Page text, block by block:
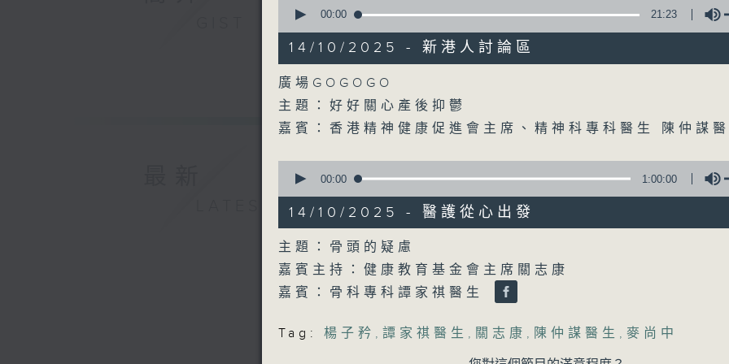
seconds
21
minutes,
23
secondsVolume
90%
00:00 21:23
14/10/2025 - 新港人討論區
廣場GOGOGO
主題：好好關心產後抑鬱
嘉賓：香港精神健康促進會主席、精神科專科醫生 陳仲謀
seconds
hour,
0
secondsVolume
90%
00:00 1:00:00
14/10/2025 - 醫護從心出發
主題：骨頭的疑慮
嘉賓主持：健康教育基金會主席關志康
嘉賓：骨科專科譚家祺醫生
Tag: 楊子矜 , 譚家祺醫生 , 關志康 , 陳仲謀醫生 , 麥尚中